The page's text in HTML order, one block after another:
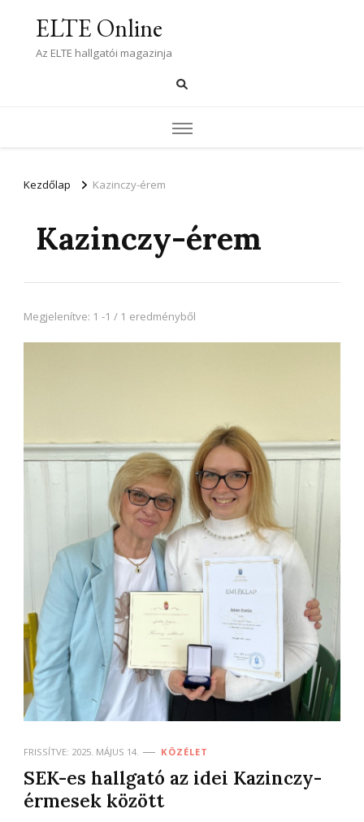
ELTE Online
Az ELTE hallgatói magazinja
Kezdőlap Kazinczy-érem
Kazinczy-érem
Megjelenítve: 1 -1 / 1 eredményből
FRISSÍTVE: 2025. MÁJUS 14. KÖZÉLET
SEK-es hallgató az idei Kazinczy-
érmesek között